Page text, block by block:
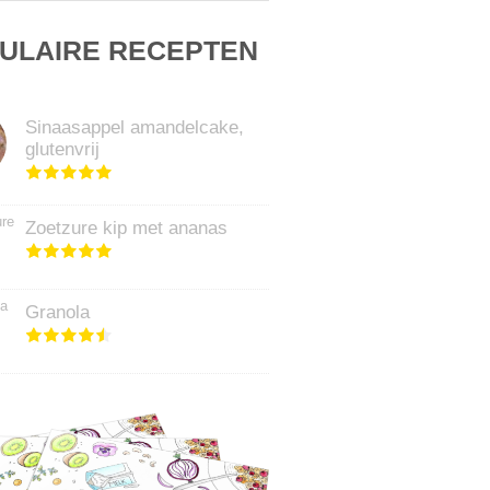
RECEPTEN
Sinaasappel amandelcake,
glutenvrij
Zoetzure kip met ananas
Granola